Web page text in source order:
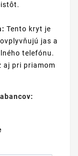
Tento kryt je
jas a
telefónu.
aj pri priamom